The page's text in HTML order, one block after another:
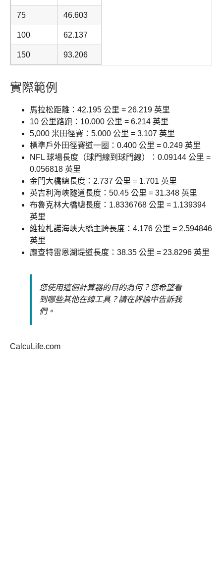
75 46.603
100 62.137
150 93.206
實際範例
馬拉松距離：42.195 公里 = 26.219 英里
10 公里路跑：10.000 公里 = 6.214 英里
5,000 米田徑賽：5.000 公里 = 3.107 英里
標準戶外田徑賽道一圈：0.400 公里 = 0.249 英里
NFL 球場長度（球門線到球門線）：0.09144 公里 =
0.056818 英里
金門大橋總長度：2.737 公里 = 1.701 英里
英吉利海峽隧道長度：50.45 公里 = 31.348 英里
布魯克林大橋總長度：1.8336768 公里 = 1.139394
英里
維拉札諾海峽大橋主跨長度：4.176 公里 = 2.594846
英里
龐查特雷恩湖堤道長度：38.35 公里 = 23.8296 英里
您使用這個計算器的目的為何？您希望看
到哪些其他在線工具？請在評論中告訴我
們。
CalcuLife.com